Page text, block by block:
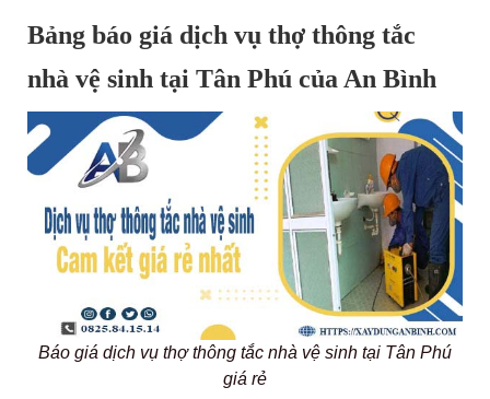
Bảng báo giá dịch vụ thợ thông tắc
nhà vệ sinh tại Tân Phú của An Bình
Báo giá dịch vụ thợ thông tắc nhà vệ sinh tại Tân Phú
giá rẻ